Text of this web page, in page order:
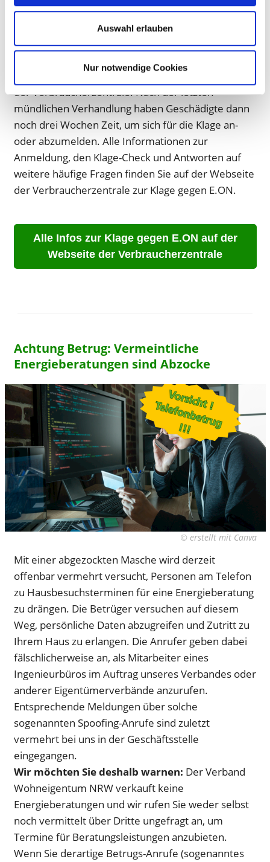
Auswahl erlauben
Nur notwendige Cookies
Anbieter“für Sie zusammengefasst. Jetzt hat die
Verbraucherzentrale den Termin für die mündliche
Verhandlung beim Oberlandesgericht Hamm
August. Alle Infos dazu finden Sie auf
der Verbraucherzentrale. Nach der letzten
mündlichen Verhandlung haben Geschädigte dann
noch drei Wochen Zeit, um sich für die Klage an-
oder abzumelden. Alle Informationen zur
Anmeldung, den Klage-Check und Antworten auf
weitere häufige Fragen finden Sie auf der Webseite
der Verbraucherzentrale zur Klage gegen E.ON.
Alle Infos zur Klage gegen E.ON auf der
Webseite der Verbraucherzentrale
Achtung Betrug: Vermeintliche
Energieberatungen sind Abzocke
© erstellt mit Canva
Mit einer abgezockten Masche wird derzeit
offenbar vermehrt versucht, Personen am Telefon
zu Hausbesuchsterminen für eine Energieberatung
zu drängen. Die Betrüger versuchen auf diesem
Weg, persönliche Daten abzugreifen und Zutritt zu
Ihrem Haus zu erlangen. Die Anrufer geben dabei
fälschlicherweise an, als Mitarbeiter eines
Ingenieurbüros im Auftrag unseres Verbandes oder
anderer Eigentümerverbände anzurufen.
Entsprechende Meldungen über solche
sogenannten Spoofing-Anrufe sind zuletzt
vermehrt bei uns in der Geschäftsstelle
eingegangen.
Wir möchten Sie deshalb warnen: Der Verband
Wohneigentum NRW verkauft keine
Energieberatungen und wir rufen Sie weder selbst
noch vermittelt über Dritte ungefragt an, um
Termine für Beratungsleistungen anzubieten.
Wenn Sie derartige Betrugs-Anrufe (sogenanntes